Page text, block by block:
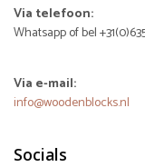
Via telefoon:
Whatsapp of bel
Via e-mail:
info@woodenblocks.nl
Socials